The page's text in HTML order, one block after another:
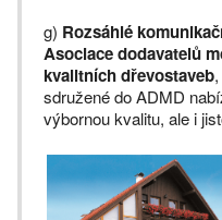
g) Rozsáhlé
Asociace dodavatelů
kvalitních dřevostaveb
sdružené do ADMD
výbornou kvalitu, ale i